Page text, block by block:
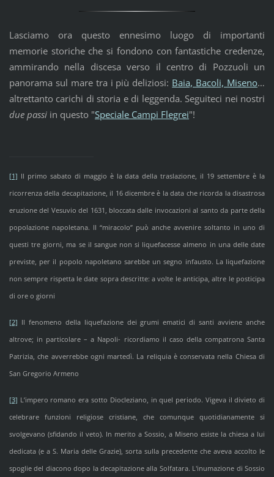
Lasciamo ora questo ennesimo luogo di importanti
memorie storiche che si fondono con fantastiche credenze,
ammirando nella discesa verso il centro di Pozzuoli un
panorama sul mare tra i più deliziosi: Baia, Bacoli, Miseno…
altrettanto carichi di storia e di leggenda. Seguiteci nei nostri
due passiin questo "Speciale Campi Flegrei"!
[1] Il primo sabato di maggio è la data della traslazione, il 19 settembre è la
ricorrenza della decapitazione, il 16 dicembre è la data che ricorda la disastrosa
eruzione del Vesuvio del 1631, bloccata dalle invocazioni al santo da parte della
popolazione napoletana. Il “miracolo” può anche avvenire soltanto in uno di
questi tre giorni, ma se il sangue non si liquefacesse almeno in una delle date
previste, per il popolo napoletano sarebbe un segno infausto. La liquefazione
non sempre rispetta le date sopra descritte: a volte le anticipa, altre le posticipa
di ore o giorni
[2] Il fenomeno della liquefazione dei grumi ematici di santi avviene anche
altrove; in particolare – a Napoli- ricordiamo il caso della compatrona Santa
Patrizia, che avverrebbe ogni martedì. La reliquia è conservata nella Chiesa di
San Gregorio Armeno
[3] L’impero romano era sotto Diocleziano, in quel periodo. Vigeva il divieto di
celebrare funzioni religiose cristiane, che comunque quotidianamente si
svolgevano (sfidando il veto). In merito a Sossio, a Miseno esiste la chiesa a lui
dedicata (e a S. Maria delle Grazie), sorta sulla precedente che aveva accolto le
spoglie del diacono dopo la decapitazione alla Solfatara. L'inumazione di Sossio